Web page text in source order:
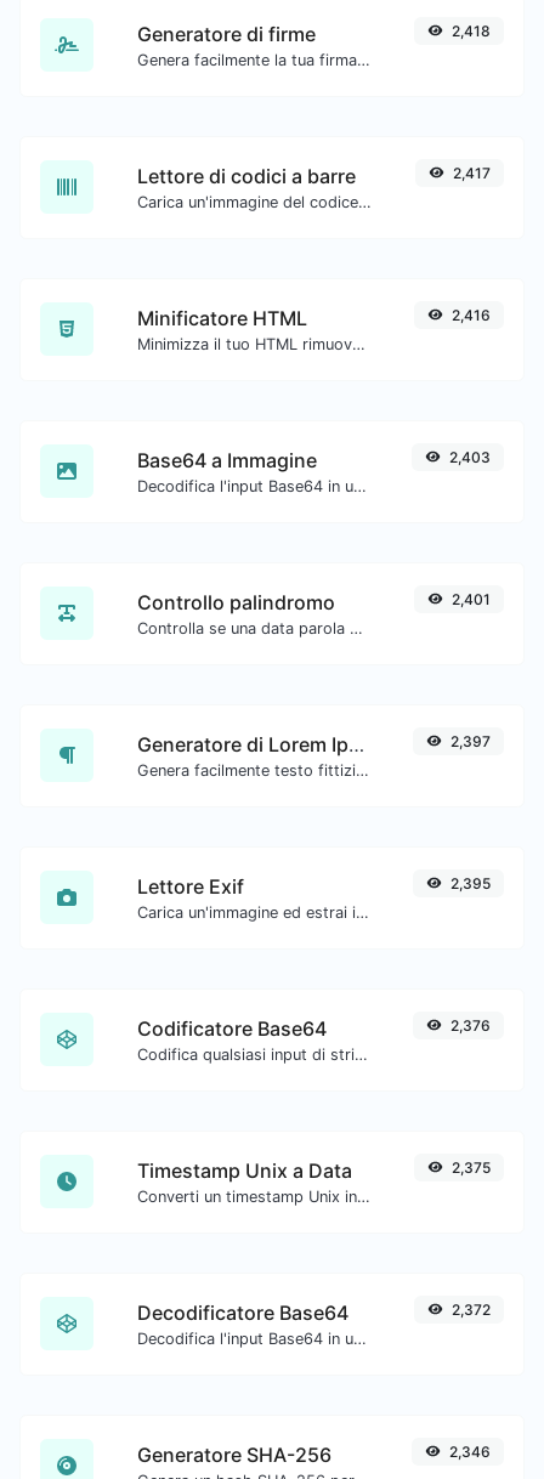
Generatore di firme
Genera facilmente la tua firma personalizzata e scaricala con facilità.
2,418
Lettore di codici a barre
Carica un'immagine del codice a barre ed estrai i dati da essa.
2,417
Minificatore HTML
Minimizza il tuo HTML rimuovendo tutti i caratteri non necessari.
2,416
Base64 a Immagine
Decodifica l'input Base64 in un'immagine.
2,403
Controllo palindromo
Controlla se una data parola o frase è un palindromo (se si legge allo stesso modo avanti e indietro).
2,401
Generatore di Lorem Ipsum
Genera facilmente testo fittizio con il generatore di Lorem Ipsum.
2,397
Lettore Exif
Carica un'immagine ed estrai i dati da essa.
2,395
Codificatore Base64
Codifica qualsiasi input di stringa in Base64.
2,376
Timestamp Unix a Data
Converti un timestamp Unix in UTC e nella tua data locale.
2,375
Decodificatore Base64
Decodifica l'input Base64 in una stringa.
2,372
Generatore SHA-256 2,346